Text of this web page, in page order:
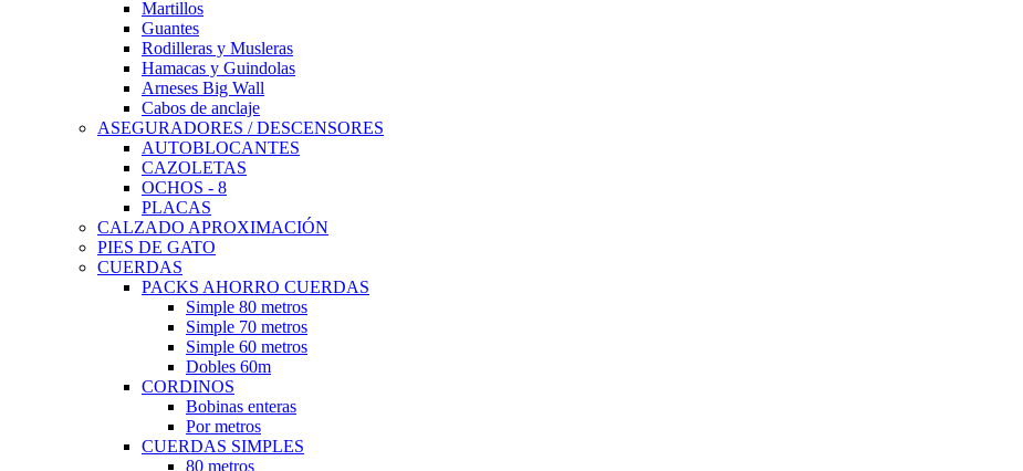
Martillos
Guantes
Rodilleras y Musleras
Hamacas y Guindolas
Arneses Big Wall
Cabos de anclaje
ASEGURADORES / DESCENSORES
AUTOBLOCANTES
CAZOLETAS
OCHOS - 8
PLACAS
CALZADO APROXIMACIÓN
PIES DE GATO
CUERDAS
PACKS AHORRO CUERDAS
Simple 80 metros
Simple 70 metros
Simple 60 metros
Dobles 60m
CORDINOS
Bobinas enteras
Por metros
CUERDAS SIMPLES
80 metros